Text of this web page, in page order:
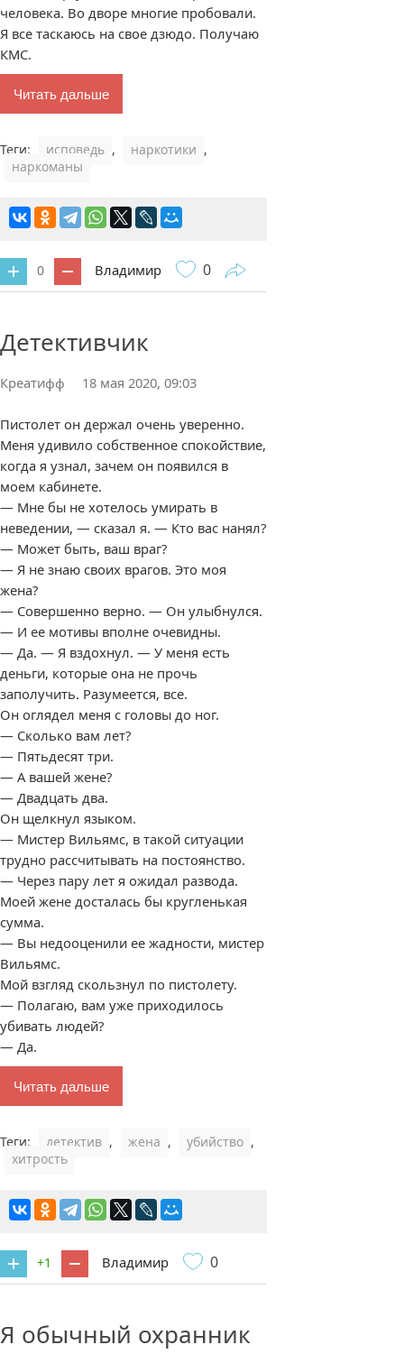
человека. Во дворе многие пробовали.
Я все таскаюсь на свое дзюдо. Получаю
КМС.
Читать дальше
Теги: исповедь , наркотики ,
наркоманы
0 Владимир
0
Детективчик
Креатифф 18 мая 2020, 09:03
Пистолет он держал очень уверенно.
Меня удивило собственное спокойствие,
когда я узнал, зачем он появился в
моем кабинете.
— Мне бы не хотелось умирать в
неведении, — сказал я. — Кто вас нанял?
— Может быть, ваш враг?
— Я не знаю своих врагов. Это моя
жена?
— Совершенно верно. — Он улыбнулся.
— И ее мотивы вполне очевидны.
— Да. — Я вздохнул. — У меня есть
деньги, которые она не прочь
заполучить. Разумеется, все.
Он оглядел меня с головы до ног.
— Сколько вам лет?
— Пятьдесят три.
— А вашей жене?
— Двадцать два.
Он щелкнул языком.
— Мистер Вильямс, в такой ситуации
трудно рассчитывать на постоянство.
— Через пару лет я ожидал развода.
Моей жене досталась бы кругленькая
сумма.
— Вы недооценили ее жадности, мистер
Вильямс.
Мой взгляд скользнул по пистолету.
— Полагаю, вам уже приходилось
убивать людей?
— Да.
Читать дальше
Теги: детектив , жена , убийство ,
хитрость
+1 Владимир
0
Я обычный охранник